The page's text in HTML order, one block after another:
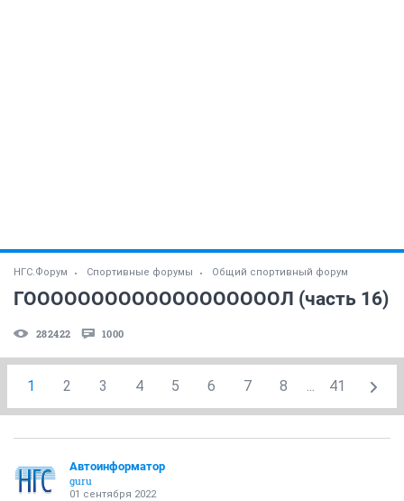
НГС.Форум Спортивные форумы Общий спортивный форум
ГОООООООООООООООООООЛ (часть 16)
282422 1000
1 2 3 4 5 6 7 8 ... 41
Автоинформатор
guru
01 сентября 2022